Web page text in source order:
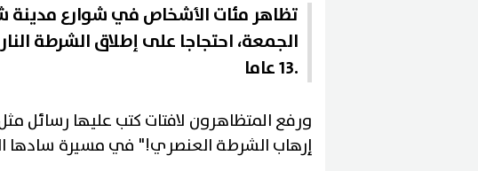
تظاهر مئات الأشخاص في شوارع مدينة
الجمعة، احتجاجا على إطلاق الشرطة
13 عاما.
ورفع المتظاهرون لافتات كتب عليها رسائل
إرهاب الشرطة العنصري!" في مسيرة سادها